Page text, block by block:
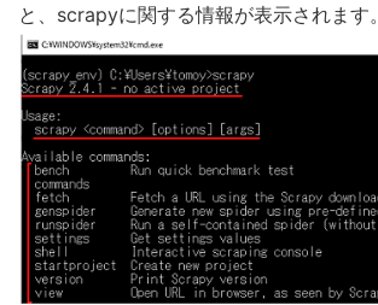
と、scrapyに関する情報が表示されます。